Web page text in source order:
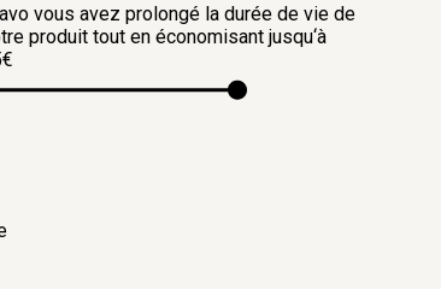
vous avez prolongé la durée de vie de
produit tout en économisant jusqu‘à